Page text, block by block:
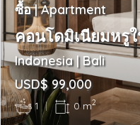
ซื้อ | Apartment
คอนโดมิเนียมหรู
Indonesia | Bali
USD$ 99,000
1 | 0 m2